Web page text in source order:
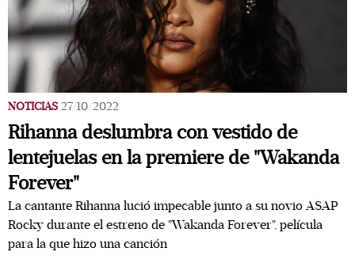
NOTICIAS 27/10/2022
Rihanna deslumbra con vestido de
lentejuelas en la premiere de "Wakanda
Forever"
La cantante Rihanna lució impecable junto a su novio A$AP
Rocky durante el estreno de "Wakanda Forever", película
para la que hizo una canción